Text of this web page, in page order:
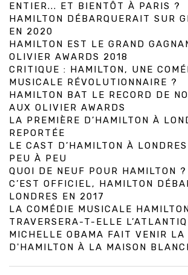
ENTIER... ET BIENTÔT À PARIS ?
HAMILTON DÉBARQUERAIT SUR
EN 2020
HAMILTON EST LE GRAND
OLIVIER AWARDS 2018
CRITIQUE : HAMILTON, UNE
MUSICALE RÉVOLUTIONNAIRE ?
HAMILTON BAT LE RECORD DE
AUX OLIVIER AWARDS
LA PREMIÈRE D’HAMILTON À
REPORTÉE
LE CAST D’HAMILTON À
PEU À PEU
QUOI DE NEUF POUR HAMILTON ?
C’EST OFFICIEL, HAMILTON
LONDRES EN 2017
LA COMÉDIE MUSICALE
TRAVERSERA-T-ELLE
MICHELLE OBAMA FAIT VENIR LA
D'HAMILTON À LA MAISON